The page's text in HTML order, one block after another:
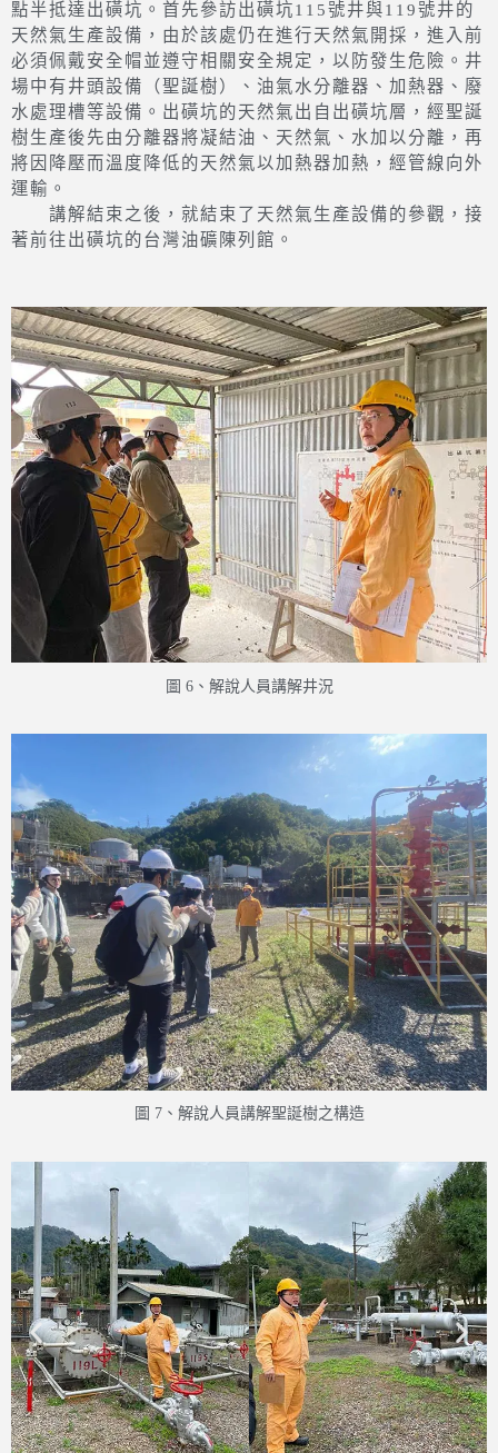
點半抵達出磺坑。首先參訪出磺坑115號井與119號井的
天然氣生產設備，由於該處仍在進行天然氣開採，進入前
必須佩戴安全帽並遵守相關安全規定，以防發生危險。井
場中有井頭設備（聖誕樹）、油氣水分離器、加熱器、廢
水處理槽等設備。出磺坑的天然氣出自出磺坑層，經聖誕
樹生產後先由分離器將凝結油、天然氣、水加以分離，再
將因降壓而溫度降低的天然氣以加熱器加熱，經管線向外
運輸。
講解結束之後，就結束了天然氣生產設備的參觀，接
著前往出磺坑的台灣油礦陳列館。
圖 6、解說人員講解井況
圖 7、解說人員講解聖誕樹之構造